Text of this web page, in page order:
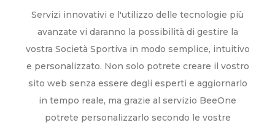
Servizi innovativi e l'utilizzo delle tecnologie più
avanzate vi daranno la possibilità di gestire la
vostra Società Sportiva in modo semplice, intuitivo
e personalizzato. Non solo potrete creare il vostro
sito web senza essere degli esperti e aggiornarlo
in tempo reale, ma grazie al servizio BeeOne
potrete personalizzarlo secondo le vostre